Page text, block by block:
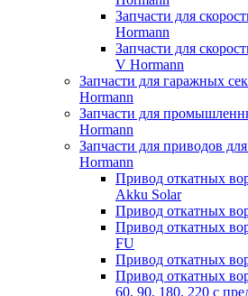
Запчасти для
Hormann
Запчасти для
V Hormann
Запчасти для гаражных
Hormann
Запчасти для
Hormann
Запчасти для приводов
Hormann
Привод откатных
Akku Solar
Привод откатных
Привод откатных
FU
Привод откатных
Привод откатных
60, 90, 180, 220 с